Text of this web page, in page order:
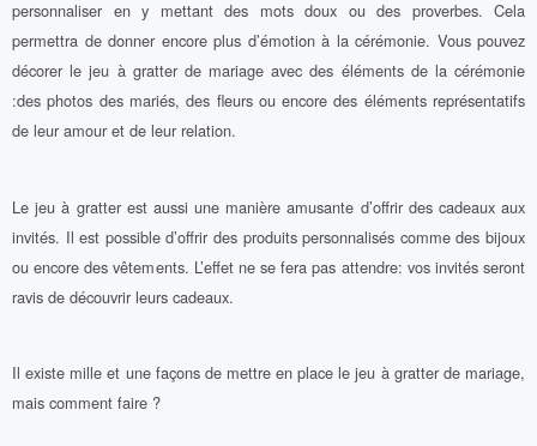
personnaliser en y mettant des mots doux ou des proverbes. Cela
permettra de donner encore plus d’émotion à la cérémonie. Vous pouvez
décorer le jeu à gratter de mariage avec des éléments de la cérémonie
:des photos des mariés, des fleurs ou encore des éléments représentatifs
de leur amour et de leur relation.
Le jeu à gratter est aussi une manière amusante d’offrir des cadeaux aux
invités. Il est possible d’offrir des produits personnalisés comme des bijoux
ou encore des vêtements. L’effet ne se fera pas attendre: vos invités seront
ravis de découvrir leurs cadeaux.
Il existe mille et une façons de mettre en place le jeu à gratter de mariage,
mais comment faire ?